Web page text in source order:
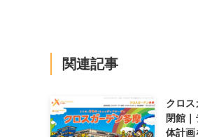
関連記事
クロス
閉館
体計画